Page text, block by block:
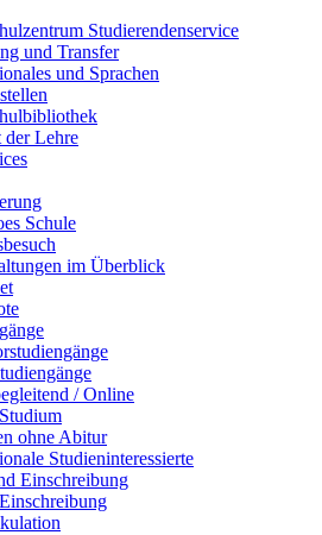
Studierendenservice
und Transfer
und Sprachen
der Lehre
Schule
im Überblick
/ Online
ohne Abitur
Studieninteressierte
Einschreibung